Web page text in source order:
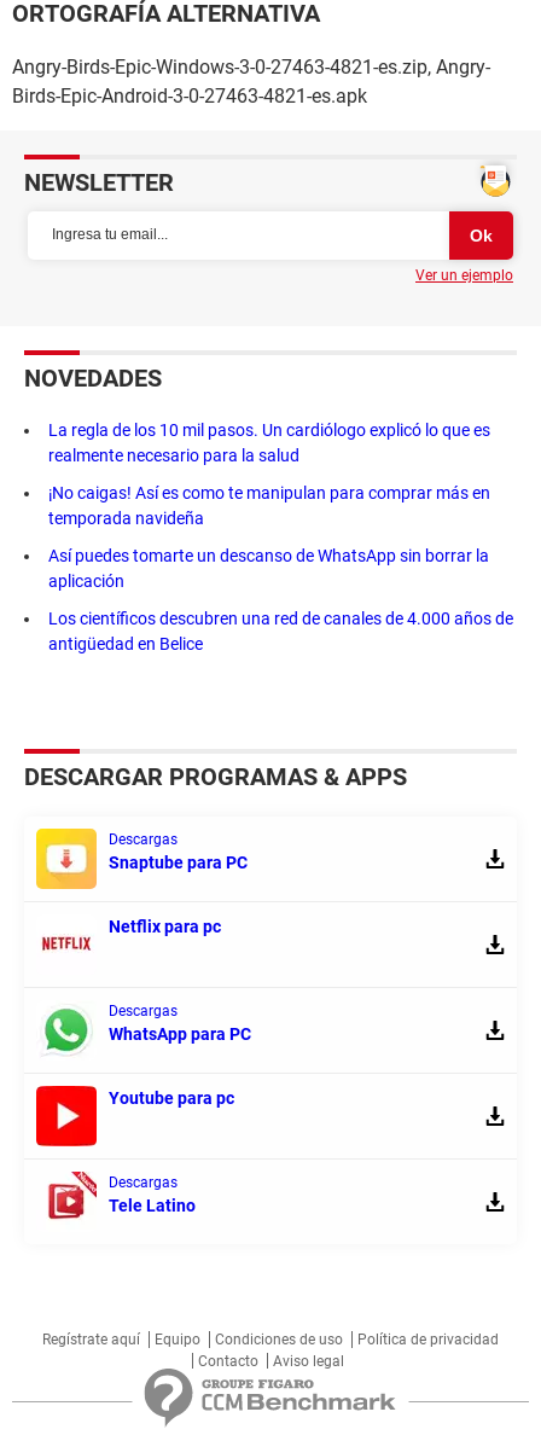
ORTOGRAFÍA ALTERNATIVA
Angry-Birds-Epic-Windows-3-0-27463-4821-es.zip, Angry-
Birds-Epic-Android-3-0-27463-4821-es.apk
NEWSLETTER
Ver un ejemplo
NOVEDADES
La regla de los 10 mil pasos. Un cardiólogo explicó lo que es
realmente necesario para la salud
¡No caigas! Así es como te manipulan para comprar más en
temporada navideña
Así puedes tomarte un descanso de WhatsApp sin borrar la
aplicación
Los científicos descubren una red de canales de 4.000 años de
antigüedad en Belice
DESCARGAR PROGRAMAS & APPS
Descargas
Snaptube para PC
Netflix para pc
Descargas
WhatsApp para PC
Youtube para pc
Descargas
Tele Latino
Regístrate aquí Equipo Condiciones de uso
Política de privacidad
Contacto
Aviso legal